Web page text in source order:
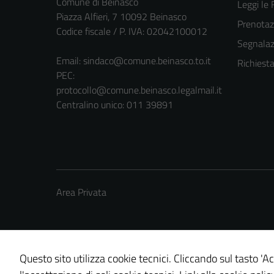
Piazza Alfieri, 7 10092 Beinasco
Codice fiscale / P. IVA: 02042100012
Email: sindaco@comune.beinasco.to.it
PEC:
protocollo@comune.beinasco.legalmail.it
Centralino unico: 011 39891
Leggi le
Area Privata
Credits: © Technical Design s.r.l.
Questo sito utilizza cookie tecnici. Cliccando sul tasto